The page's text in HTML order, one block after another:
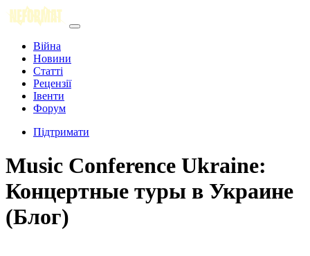
Війна
Новини
Статті
Рецензії
Івенти
Форум
Підтримати
Music Conference Ukraine:
Концертные туры в Украине
(Блог)